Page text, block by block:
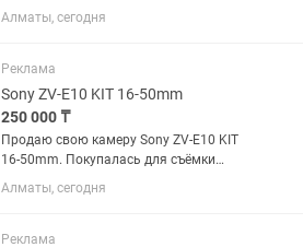
часовой индустрии эта модель
относится к роскошным мужским
лимитированная модель,
объединяющая в себе...
Алматы, сегодня
Реклама
Sony ZV-E10 KIT 16-50mm
250 000 ₸
Продаю свою камеру Sony ZV-E10 KIT
16-50mm. Покупалась для съёмки
контента, но в итоге использовалась
всего несколько раз, поэтому большую
Камера полностью исправна,...
Алматы, сегодня
Реклама